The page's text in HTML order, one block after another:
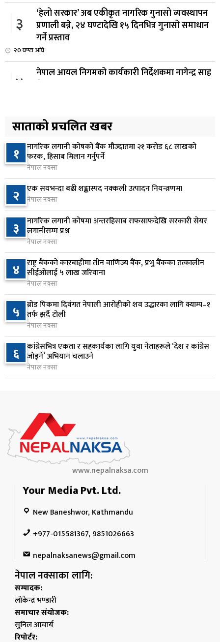
३
‘हेलो सरकार’ अब एकीकृत नागरिक गुनासो व्यवस्थापन
प्रणाली बन्ने, २४ घण्टादेखि १५ दिनभित्र गुनासो समाधान
गर्ने प्रस्ताव
२0 घण्टा अघि
४
नेपाल आयल निगमको कार्यकारी निर्देशकमा नागेन्द्र साह
५
अनलाइन सेवा विस्तारलाई प्राथमिकता दिँदै त्रिभुवन
विश्वविद्यालयले नयाँ नीति तथा कार्यक्रम ल्याउने
२१ घण्टा अघि
६
सरकारद्वारा राष्ट्रसेवक कर्मचारीको नयाँ तलबमान
स्वीकृत, न्यूनतम तलब २८ हजार ९८४ रुपैयाँ
२२ घण्टा अघि
७
सिद्धबाबा सुरुङ निर्माणमा ३ अर्ब १ करोड खर्च, २०८३
फागुनको समयसीमा
१ दिन अघि
८
निम्सदाइसहित चार पर्वतारोहीको शव बेस क्याम्पमा
ल्याइयो
१ दिन अघि
९
सुनसरी र सिरहाका घटनाका पीडितलाई राहत र उपचार
दिने सरकारको निर्णय
१ दिन अघि
१०
कृषि क्षेत्रलाई आत्मनिर्भर बनाउने लक्ष्यसहित राष्ट्रिय कृषि
नीति २०८३ जारी
साताको प्रचलित खबर
१ नागरिक लगानी कोषको बैंक मौज्दातमा २१ करोड ६८ लाखको
फरक, हिसाब मिलान गर्नुपर्ने
नेपाल नक्सा
२ एक सयभन्दा बढी शङ्कास्पद नक्कली उत्पादन नियन्त्रणमा
नेपाल नक्सा
३ नागरिक लगानी कोषमा अन्तरहिसाब राफसाफदेखि सरकारी सेयर
लगानीसम्म प्रश्न
नेपाल नक्सा
४ राष्ट्र बैंकको कारबाहीमा तीन वाणिज्य बैंक, प्रभु बैंकका तत्कालीन
सीईओलाई ५ लाख जरिवाना
नेपाल नक्सा
५ ब्रोड पिकमा दिवंगत नेपाली आरोहीको शव उद्धारका लागि क्याम्प–१
तर्फ झर्दै टोली
नेपाल नक्सा
६ कांग्रेसभित्र एकता र सहकार्यका लागि युवा नेताहरूले ‘देश र कांग्रेस
जोड्ने’ अभियान चलाउने
नेपाल नक्सा
www.nepalnaksa.com
Your Media Pvt. Ltd.
New Baneshwor, Kathmandu
+977-015581367, 9851026663
nepalnaksanews@gmail.com
नेपाल नक्साका लागि:
सम्पादक:
लोकेन्द्र भण्डारी
समाचार संयोजक:
सुनिल आचार्य
रिपोर्टर: